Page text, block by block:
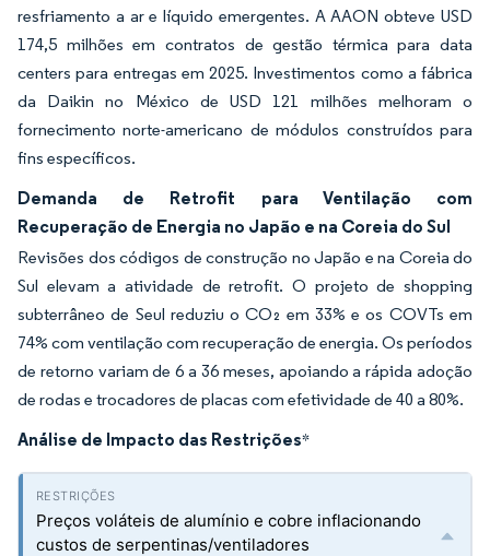
resfriamento a ar e líquido emergentes. A AAON obteve USD
174,5 milhões em contratos de gestão térmica para data
centers para entregas em 2025. Investimentos como a fábrica
da Daikin no México de USD 121 milhões melhoram o
fornecimento norte-americano de módulos construídos para
fins específicos.
Demanda de Retrofit para Ventilação com
Recuperação de Energia no Japão e na Coreia do Sul
Revisões dos códigos de construção no Japão e na Coreia do
Sul elevam a atividade de retrofit. O projeto de shopping
subterrâneo de Seul reduziu o CO₂ em 33% e os COVTs em
74% com ventilação com recuperação de energia. Os períodos
de retorno variam de 6 a 36 meses, apoiando a rápida adoção
de rodas e trocadores de placas com efetividade de 40 a 80%.
Análise de Impacto das Restrições*
Preços voláteis de alumínio e cobre inflacionando
custos de serpentinas/ventiladores